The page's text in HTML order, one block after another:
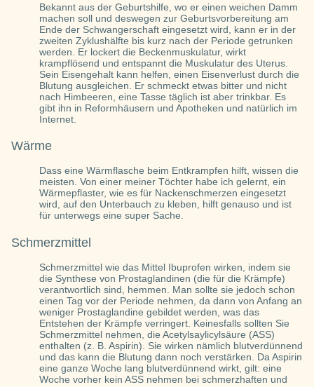
Bekannt aus der Geburtshilfe, wo er einen weichen Damm
machen soll und deswegen zur Geburtsvorbereitung am
Ende der Schwangerschaft eingesetzt wird, kann er in der
zweiten Zyklushälfte bis kurz nach der Periode getrunken
werden. Er lockert die Beckenmuskulatur, wirkt
krampflösend und entspannt die Muskulatur des Uterus.
Sein Eisengehalt kann helfen, einen Eisenverlust durch die
Blutung ausgleichen. Er schmeckt etwas bitter und nicht
nach Himbeeren, eine Tasse täglich ist aber trinkbar. Es
gibt ihn in Reformhäusern und Apotheken und natürlich im
Internet.
Wärme
Dass eine Wärmflasche beim Entkrampfen hilft, wissen die
meisten. Von einer meiner Töchter habe ich gelernt, ein
Wärmepflaster, wie es für Nackenschmerzen eingesetzt
wird, auf den Unterbauch zu kleben, hilft genauso und ist
für unterwegs eine super Sache.
Schmerzmittel
Schmerzmittel wie das Mittel Ibuprofen wirken, indem sie
die Synthese von Prostaglandinen (die für die Krämpfe)
verantwortlich sind, hemmen. Man sollte sie jedoch schon
einen Tag vor der Periode nehmen, da dann von Anfang an
weniger Prostaglandine gebildet werden, was das
Entstehen der Krämpfe verringert. Keinesfalls sollten Sie
Schmerzmittel nehmen, die Acetylsaylicylsäure (ASS)
enthalten (z. B. Aspirin). Sie wirken nämlich blutverdünnend
und das kann die Blutung dann noch verstärken. Da Aspirin
eine ganze Woche lang blutverdünnend wirkt, gilt: eine
Woche vorher kein ASS nehmen bei schmerzhaften und